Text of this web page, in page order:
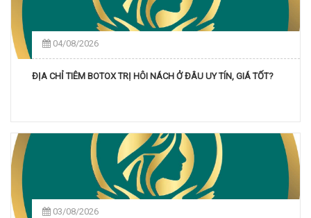
04/08/2026
ĐỊA CHỈ TIÊM BOTOX TRỊ HÔI NÁCH Ở ĐÂU UY TÍN, GIÁ TỐT?
03/08/2026